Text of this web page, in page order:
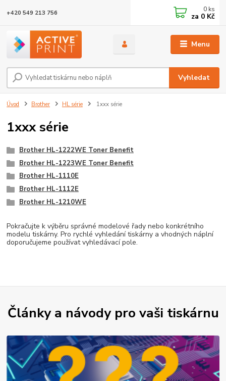
Menu
Vyhledat
+420 549 213 756 0 ks
za 0 Kč
Úvod Brother HL série 1xxx série
1xxx série
Brother HL-1222WE Toner Benefit
Brother HL-1223WE Toner Benefit
Brother HL-1110E
Brother HL-1112E
Brother HL-1210WE
Pokračujte k výběru správné modelové řady nebo konkrétního
modelu tiskárny. Pro rychlé vyhledání tiskárny a vhodných náplní
doporučujeme používat vyhledávací pole.
Články a návody pro vaši tiskárnu